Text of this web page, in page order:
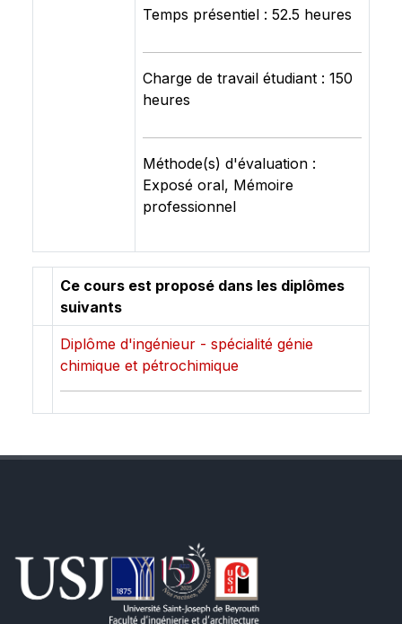
Temps présentiel : 52.5 heures
Charge de travail étudiant : 150
heures
Méthode(s) d'évaluation :
Exposé oral, Mémoire
professionnel
Ce cours est proposé dans les diplômes
suivants
Diplôme d'ingénieur - spécialité génie
chimique et pétrochimique